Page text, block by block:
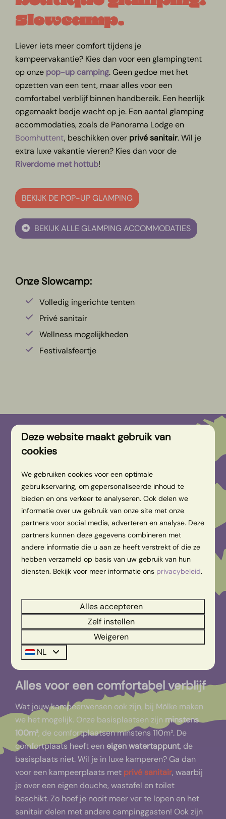
Slowcamp.
Liever iets meer comfort tijdens je
kampeervakantie? Kies dan voor een glampingtent
op onze pop-up camping. Geen gedoe met het
opzetten van een tent, maar alles voor een
comfortabel verblijf binnen handbereik. Een heerlijk
opgemaakt bedje wacht op je. Een aantal glamping
accommodaties, zoals de Panorama Lodge en
Boomhuttent, beschikken over privé sanitair. Wil je
extra luxe vakantie vieren? Kies dan voor de
Riverdome met hottub!
BEKIJK DE POP-UP GLAMPING
BEKIJK ALLE GLAMPING ACCOMMODATIES
Onze Slowcamp:
Volledig ingerichte tenten
Privé sanitair
Wellness mogelijkheden
Festivalsfeertje
Reiservaringen
Een kampeerplek
zo groot als je
vakantiegevoel
Alles voor een comfortabel verblijf
Wat jouw kampeerwensen ook zijn, bij Mölke maken
we het mogelijk. Onze basisplaatsen zijn minstens
100m², de comfortplaatsen minstens 110m². De
comfortplaats heeft een eigen watertappunt, de
basisplaats niet. Wil je in luxe kamperen? Ga dan
voor een kampeerplaats met privé sanitair, waarbij
je over een eigen douche, wastafel en toilet
beschikt. Zo hoef je nooit meer ver te lopen en het
sanitair delen met andere campinggasten! Ook zijn
Deze website maakt gebruik van
cookies
We gebruiken cookies voor een optimale
gebruikservaring, om gepersonaliseerde inhoud te
bieden en ons verkeer te analyseren. Ook delen we
informatie over uw gebruik van onze site met onze
partners voor social media, adverteren en analyse. Deze
partners kunnen deze gegevens combineren met
andere informatie die u aan ze heeft verstrekt of die ze
hebben verzameld op basis van uw gebruik van hun
diensten. Bekijk voor meer informatie ons privacybeleid.
Alles accepteren
Zelf instellen
Weigeren
NL